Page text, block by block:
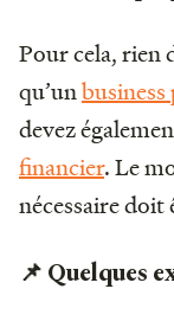
Pour cela, rien
qu’unbusiness
devez
financier. Le
nécessaire doit
📌 Quelques